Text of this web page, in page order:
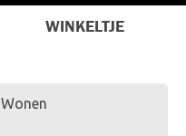
WINKELTJE
Wonen